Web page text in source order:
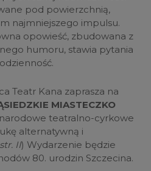
pod powierzchnią,
najmniejszego impulsu.
opowieść, zbudowana z
humoru, stawia pytania
Teatr Kana zaprasza na
MIASTECZKO
teatralno-cyrkowe
alternatywną i
II) Wydarzenie będzie
80. urodzin Szczecina.